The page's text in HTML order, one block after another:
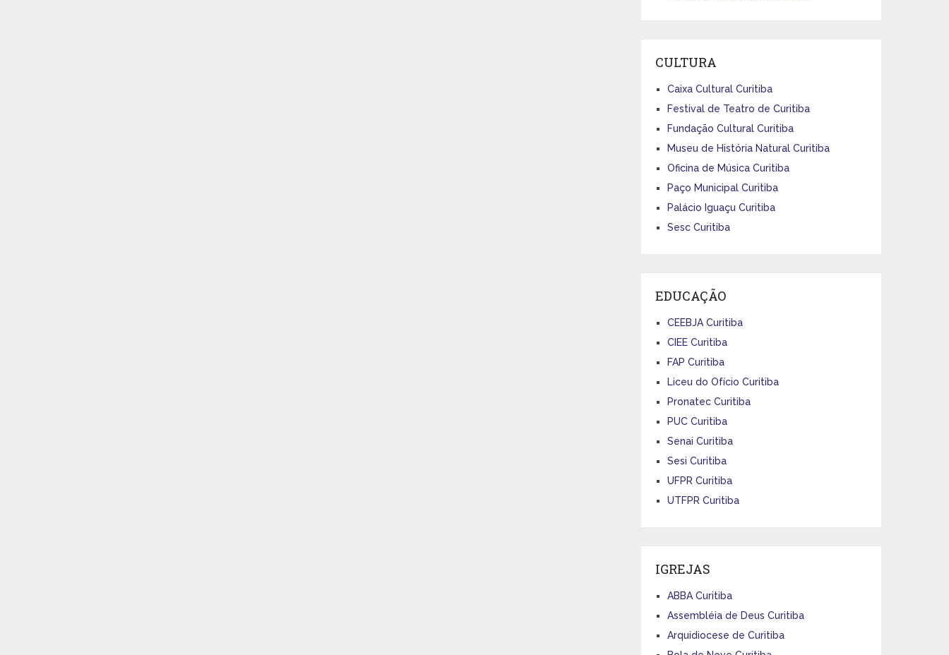
CULTURA
Caixa Cultural Curitiba
Festival de Teatro de Curitiba
Fundação Cultural Curitiba
Museu de História Natural Curitiba
Oficina de Música Curitiba
Paço Municipal Curitiba
Palácio Iguaçu Curitiba
Sesc Curitiba
EDUCAÇÃO
CEEBJA Curitiba
CIEE Curitiba
FAP Curitiba
Liceu do Ofício Curitiba
Pronatec Curitiba
PUC Curitiba
Senai Curitiba
Sesi Curitiba
UFPR Curitiba
UTFPR Curitiba
IGREJAS
ABBA Curitiba
Assembléia de Deus Curitiba
Arquidiocese de Curitiba